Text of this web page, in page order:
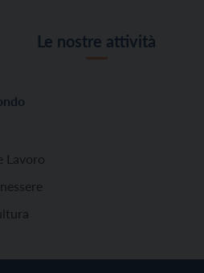
Le nostre attività
Lavoro